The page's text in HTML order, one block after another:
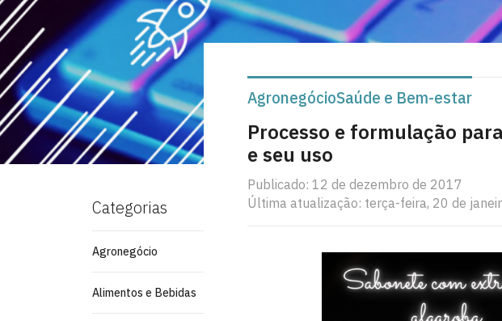
Categorias
Agronegócio
Alimentos e Bebidas
AgronegócioSaúde e Bem-estar
Processo e formulação
e seu uso
Publicado: 12 de dezembro de 2017
Última atualização: terça-feira, 20 de